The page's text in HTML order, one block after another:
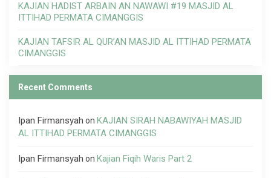
KAJIAN HADIST ARBAIN AN NAWAWI #19 MASJID AL
ITTIHAD PERMATA CIMANGGIS
KAJIAN TAFSIR AL QUR’AN MASJID AL ITTIHAD PERMATA
CIMANGGIS
Recent Comments
Ipan Firmansyah on KAJIAN SIRAH NABAWIYAH MASJID
AL ITTIHAD PERMATA CIMANGGIS
Ipan Firmansyah on Kajian Fiqih Waris Part 2